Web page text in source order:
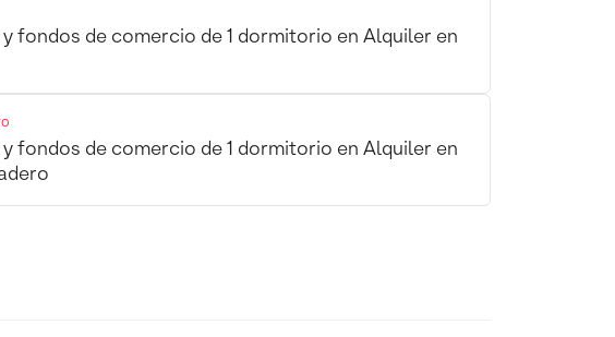
fondos de comercio de 1 dormitorio en Alquiler en
fondos de comercio de 1 dormitorio en Alquiler en